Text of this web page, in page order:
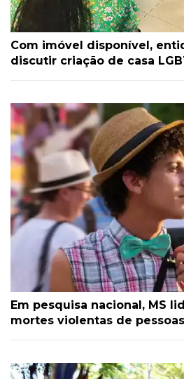
Com imóvel disponível,
discutir criação de casa
Em pesquisa nacional, MS
mortes violentas de pessoas